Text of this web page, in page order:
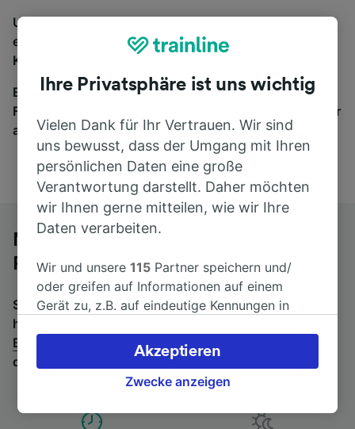
Um Bustickets zu finden, starten Sie einfach oben
eine Suche und wir vergleichen Fahrtzeiten und
Kosten für Bahn- und Busreisen miteinander.
Egal, wohin die Reise geht – starten Sie mit uns.
Finden Sie hier Fahrkarten für Verbindungen von mehr
als 170 Bahn- und Busunternehmen.
Mit dem Fernbus von Berlin nach
Passau Hbf
Suchen Sie nach einem Rückfahrtticket? Dann bitte
hier entlang:
Berlin
Wenn Sie lieber mit dem Zug fahren, prüfen Sie
die
Züge von Berlin bis Passau Hbf
Ihre Privatsphäre ist uns wichtig
Vielen Dank für Ihr Vertrauen. Wir sind
uns bewusst, dass der Umgang mit Ihren
persönlichen Daten eine große
Verantwortung darstellt. Daher möchten
wir Ihnen gerne mitteilen, wie wir Ihre
Daten verarbeiten.
Wir und unsere115 Partner speichern und/
oder greifen auf Informationen auf einem
Gerät zu, z.B. auf eindeutige Kennungen in
verarbeiten. Sie können Ihre Präferenzen
akzeptieren oder verwalten, einschließlich
Ihres Widerspruchsrechts bei berechtigtem
besuchen Sie jederzeit die Seite der
Zwecke anzeigen
Akzeptieren